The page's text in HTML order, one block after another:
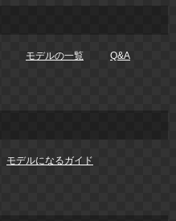
モデルの一覧 Q&A
モデルになるガイド